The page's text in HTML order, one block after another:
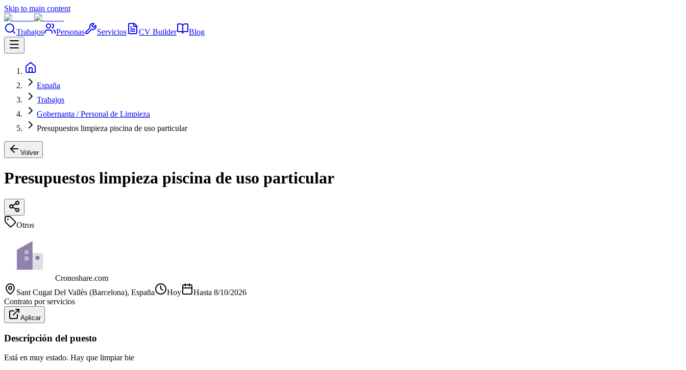
Skip to main content
Trabajos Personas Servicios CV Builder Blog
España
Trabajos
Gobernanta / Personal de Limpieza
Presupuestos limpieza piscina de uso particular
Volver
Presupuestos limpieza piscina de uso particular
Otros
Cronoshare.com
Sant Cugat Del Vallès (Barcelona), España Hoy Hasta 8/10/2026
Contrato por servicios
Aplicar
Descripción del puesto
Está en muy estado. Hay que limpiar bie